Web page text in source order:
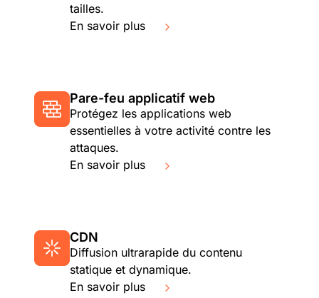
tailles.
En savoir plus
Pare-feu applicatif web
Protégez les applications web
essentielles à votre activité contre les
attaques.
En savoir plus
CDN
Diffusion ultrarapide du contenu
statique et dynamique.
En savoir plus